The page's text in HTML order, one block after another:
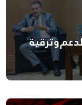
وترقية